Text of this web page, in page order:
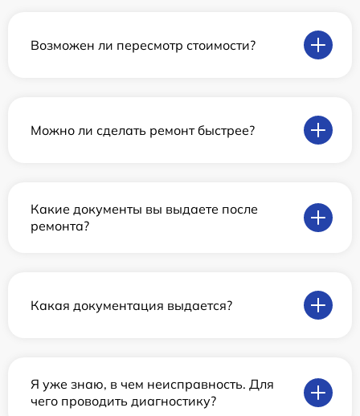
Возможен ли пересмотр стоимости?
Можно ли сделать ремонт быстрее?
Какие документы вы выдаете после
ремонта?
Какая документация выдается?
Я уже знаю, в чем неисправность. Для
чего проводить диагностику?